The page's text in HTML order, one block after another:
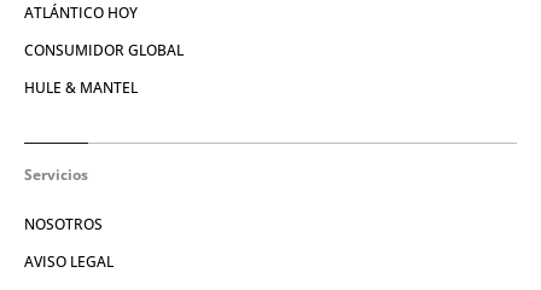
ATLÁNTICO HOY
CONSUMIDOR GLOBAL
HULE & MANTEL
Servicios
NOSOTROS
AVISO LEGAL